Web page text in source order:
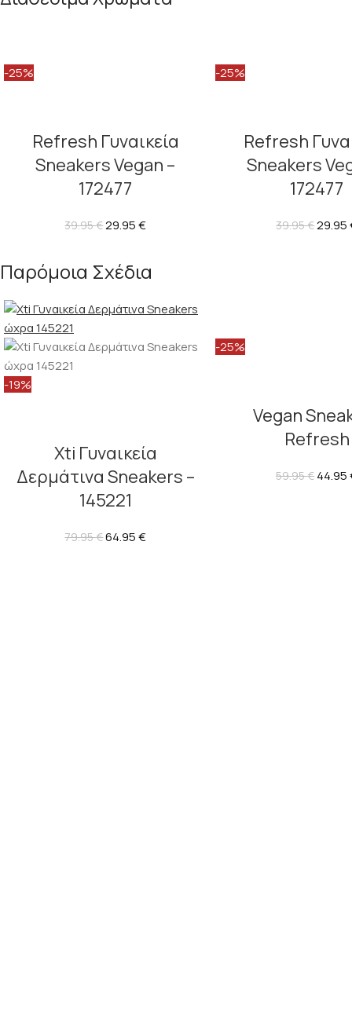
-25%
Refresh Γυναικεία
Sneakers Vegan –
172477
39.95€29.95€
-25%
Refresh
Sneakers
172477
39.95€29.95
Παρόμοια Σχέδια
-19%
Xti Γυναικεία
Δερμάτινα Sneakers –
145221
79.95€64.95€
-25%
Vegan
Refresh
59.95€ 44.95